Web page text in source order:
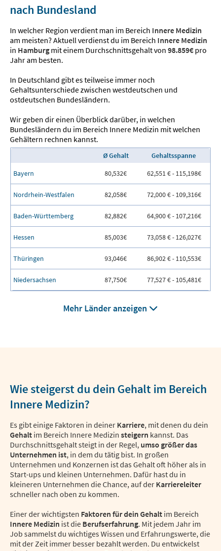
nach Bundesland
In welcher Region verdient man im Bereich Innere Medizin
am meisten? Aktuell verdienst du im Bereich Innere Medizin
in Hamburg mit einem Durchschnittsgehalt von 98.859€ pro
Jahr am besten.
In Deutschland gibt es teilweise immer noch
Gehaltsunterschiede zwischen westdeutschen und
ostdeutschen Bundesländern.
Wir geben dir einen Überblick darüber, in welchen
Bundesländern du im Bereich Innere Medizin mit welchen
Gehältern rechnen kannst.
Ø Gehalt
Gehaltsspanne
Bayern
80,532€ 62,551 € - 115,198€
Nordrhein-Westfalen 82,058€ 72,000 € - 109,316€
Baden-Württemberg 82,882€ 64,900 € - 107,216€
Hessen 85,003€ 73,058 € - 126,027€
Thüringen 93,046€ 86,902 € - 110,553€
Niedersachsen 87,750€ 77,527 € - 105,481€
Mehr Länder anzeigen
Wie steigerst du dein Gehalt im Bereich
Innere Medizin?
Es gibt einige Faktoren in deiner Karriere, mit denen du dein
Gehalt im Bereich Innere Medizin steigern kannst. Das
Durchschnittsgehalt steigt in der Regel, umso größer das
Unternehmen ist, in dem du tätig bist. In großen
Unternehmen und Konzernen ist das Gehalt oft höher als in
Start-ups und kleinen Unternehmen. Dafür hast du in
kleineren Unternehmen die Chance, auf der Karriereleiter
schneller nach oben zu kommen.
Einer der wichtigsten Faktoren für dein Gehalt im Bereich
Innere Medizin ist die Berufserfahrung. Mit jedem Jahr im
Job sammelst du wichtiges Wissen und Erfahrungswerte, die
mit der Zeit immer besser bezahlt werden. Du entwickelst